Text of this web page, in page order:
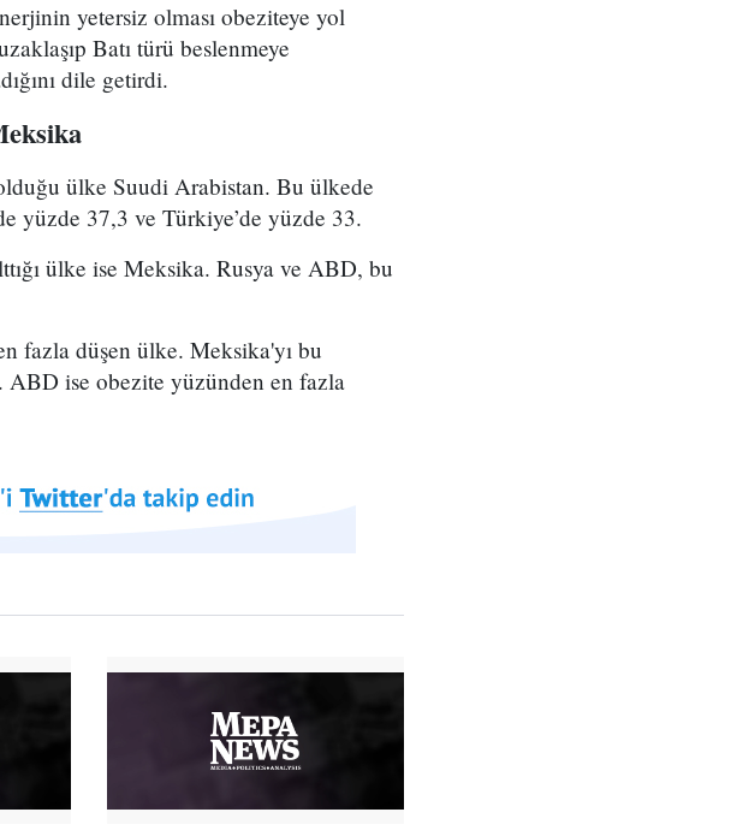
yetersiz olması obeziteye yol
Batı türü beslenmeye
dile getirdi.
ülke Suudi Arabistan. Bu ülkede
yüzde 37,3 ve Türkiye’de yüzde 33.
ülke ise Meksika. Rusya ve ABD, bu
fazla düşen ülke. Meksika'yı bu
ABD ise obezite yüzünden en fazla